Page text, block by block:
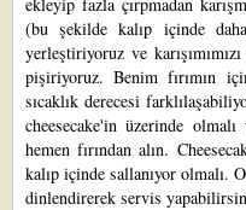
(bu şekilde kalıp içinde
yerleştiriyoruz ve
pişiriyoruz. Benim fırımın
sıcaklık derecesi
cheesecake'in üzerinde
hemen fırından alın.
kalıp içinde sallanıyor olmalı.
dinlendirerek servis